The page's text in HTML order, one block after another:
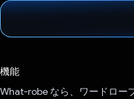
機能
What-robe なら、ワードロー